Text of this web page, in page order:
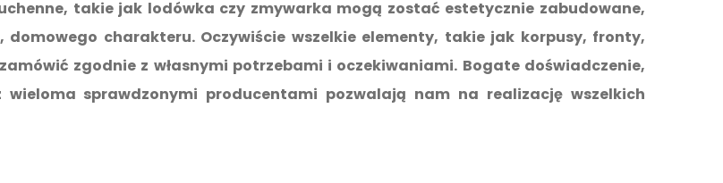
takie jak lodówka czy zmywarka mogą zostać estetycznie zabudowane,
domowego charakteru. Oczywiście wszelkie elementy, takie jak korpusy, fronty,
zgodnie z własnymi potrzebami i oczekiwaniami. Bogate doświadczenie,
wieloma sprawdzonymi producentami pozwalają nam na realizację wszelkich